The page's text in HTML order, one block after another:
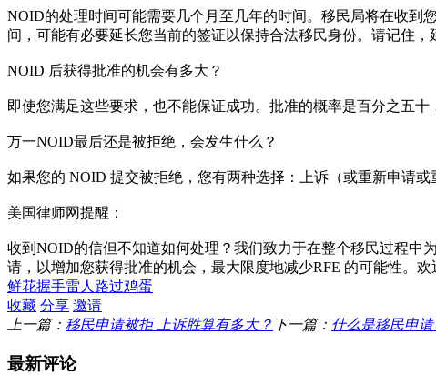
NOID的处理时间可能需要几个月至几年的时间。移民局将在收到
间，可能有必要延长您当前的签证以保持合法移民身份。请记住
NOID 后获得批准的机会有多大？
即使您满足这些要求，也不能保证成功。批准的概率是百分之五
万一NOID最后还是被拒绝，会发生什么？
如果您的 NOID 提交被拒绝，您有两种选择：上诉（或重新申请
美国律师网提醒：
收到NOID的信但不知道如何处理？我们致力于在整个移民过程中
请，以增加您获得批准的机会，最大限度地减少RFE 的可能性。
鲜花握手雷人 路过鸡蛋
收藏 分享 邀请
上一篇： 移民申请被拒 上诉胜算有多大？ 下一篇： 什么是移民申请
最新评论